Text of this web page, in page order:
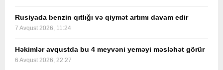
Rusiyada benzin qıtlığı və qiymət artımı davam edir
7 Avqust 2026, 11:24
Həkimlər avqustda bu 4 meyvəni yeməyi məsləhət görür
6 Avqust 2026, 22:27